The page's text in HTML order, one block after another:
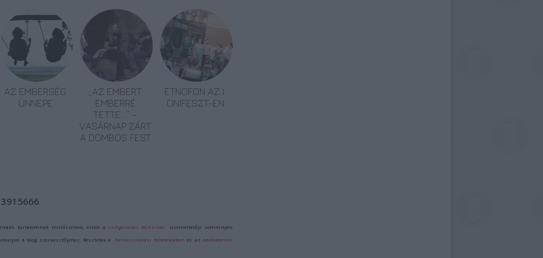
AZ EMBERSÉG
ÜNNEPE
„AZ EMBERT
EMBERRÉ
TETTE…” –
VASÁRNAP ZÁRT
A DOMBOS FEST
ETNOFON AZ I.
ONIFESZT-EN
tartalomnak minősülnek, értük a szolgáltatás technikai üzemeltetője semmilyen
a blog szerkesztőjéhez. Részletek a Felhasználási feltételekben és azadatvédelmi